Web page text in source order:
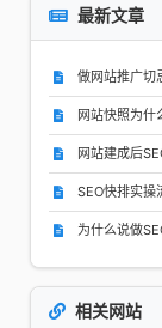
最新文章
做网站推广切
网站快照为什
网站建成后
SEO快排实操
为什么说做
相关网站